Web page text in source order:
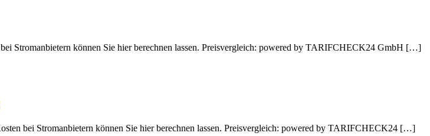
Stromanbietern können Sie hier berechnen lassen. Preisvergleich: powered by TARIFCHECK24 GmbH […]
bei Stromanbietern können Sie hier berechnen lassen. Preisvergleich: powered by TARIFCHECK24 […]